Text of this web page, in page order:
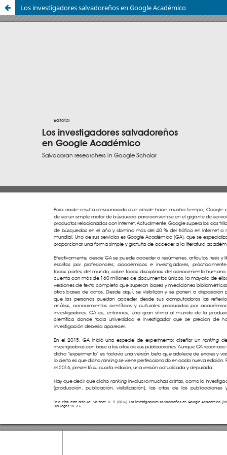
Los investigadores salvadoreños en Google Académico